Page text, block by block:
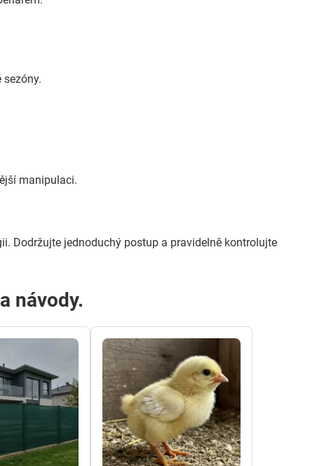
manipulaci.
Dodržujte jednoduchý postup a pravidelně kontrolujte
návody.